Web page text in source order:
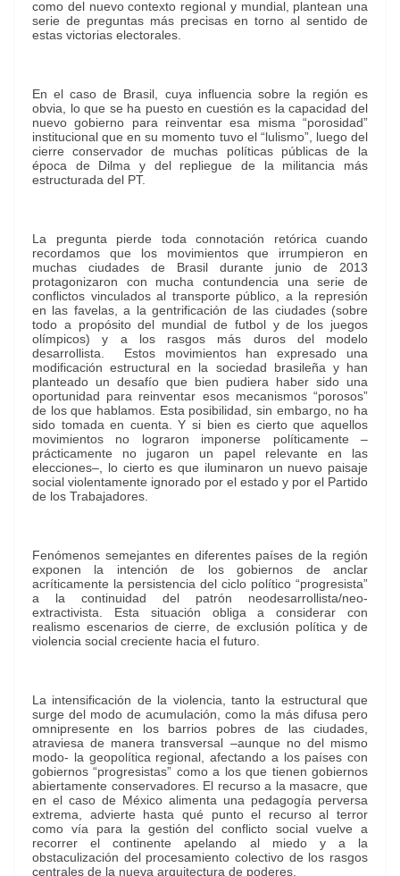
como del nuevo contexto regional y mundial, plantean una
serie de preguntas más precisas en torno al sentido de
estas victorias electorales.
En el caso de Brasil, cuya influencia sobre la región es
obvia, lo que se ha puesto en cuestión es la capacidad del
nuevo gobierno para reinventar esa misma “porosidad”
institucional que en su momento tuvo el “lulismo”, luego del
cierre conservador de muchas políticas públicas de la
época de Dilma y del repliegue de la militancia más
estructurada del PT.
La pregunta pierde toda connotación retórica cuando
recordamos que los movimientos que irrumpieron en
muchas ciudades de Brasil durante junio de 2013
protagonizaron con mucha contundencia una serie de
conflictos vinculados al transporte público, a la represión
en las favelas, a la gentrificación de las ciudades (sobre
todo a propósito del mundial de futbol y de los juegos
olímpicos) y a los rasgos más duros del modelo
desarrollista. Estos movimientos han expresado una
modificación estructural en la sociedad brasileña y han
planteado un desafío que bien pudiera haber sido una
oportunidad para reinventar esos mecanismos “porosos”
de los que hablamos. Esta posibilidad, sin embargo, no ha
sido tomada en cuenta. Y si bien es cierto que aquellos
movimientos no lograron imponerse políticamente –
prácticamente no jugaron un papel relevante en las
elecciones–, lo cierto es que iluminaron un nuevo paisaje
social violentamente ignorado por el estado y por el Partido
de los Trabajadores.
Fenómenos semejantes en diferentes países de la región
exponen la intención de los gobiernos de anclar
acríticamente la persistencia del ciclo político “progresista”
a la continuidad del patrón neodesarrollista/neo-
extractivista. Esta situación obliga a considerar con
realismo escenarios de cierre, de exclusión política y de
violencia social creciente hacia el futuro.
La intensificación de la violencia, tanto la estructural que
surge del modo de acumulación, como la más difusa pero
omnipresente en los barrios pobres de las ciudades,
atraviesa de manera transversal –aunque no del mismo
modo- la geopolítica regional, afectando a los países con
gobiernos “progresistas” como a los que tienen gobiernos
abiertamente conservadores. El recurso a la masacre, que
en el caso de México alimenta una pedagogía perversa
extrema, advierte hasta qué punto el recurso al terror
como vía para la gestión del conflicto social vuelve a
recorrer el continente apelando al miedo y a la
obstaculización del procesamiento colectivo de los rasgos
centrales de la nueva arquitectura de poderes.